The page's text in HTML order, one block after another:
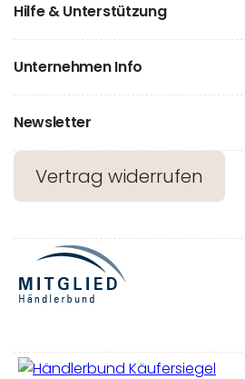
Hilfe & Unterstützung
Unternehmen Info
Newsletter
Vertrag widerrufen